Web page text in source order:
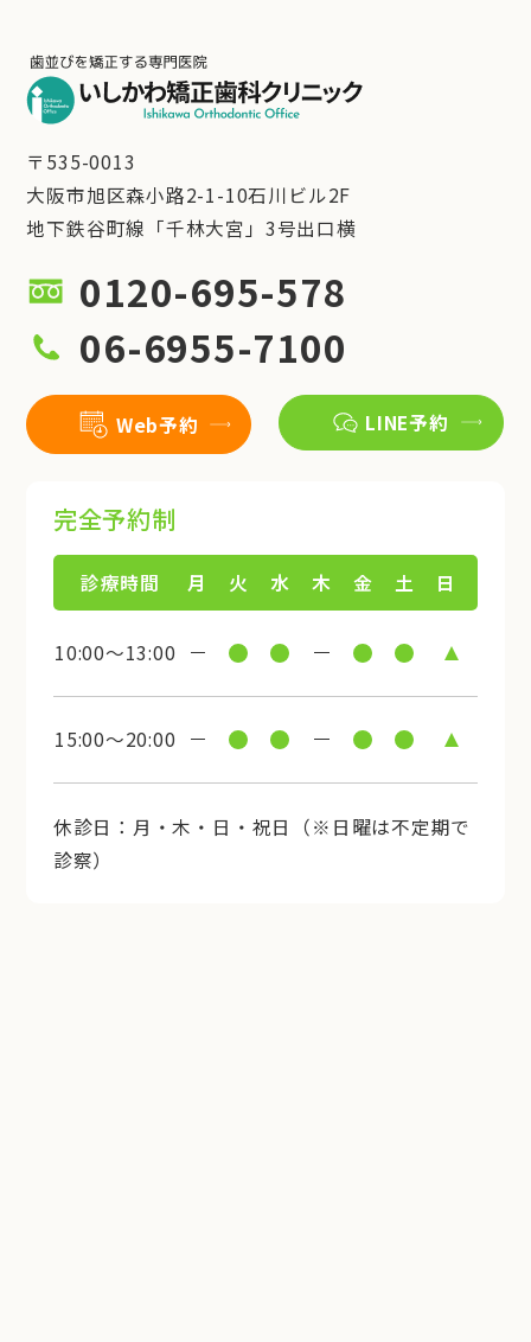
〒535-0013
大阪市旭区森小路2-1-10石川ビル2F
地下鉄谷町線「千林大宮」3号出口横
0120-695-578
06-6955-7100
Web予約 LINE予約
完全予約制
診療時間 月 火 水 木 金 土 日
10:00～13:00
15:00～20:00
休診日：月・木・日・祝日（※日曜は不定期で
診察）